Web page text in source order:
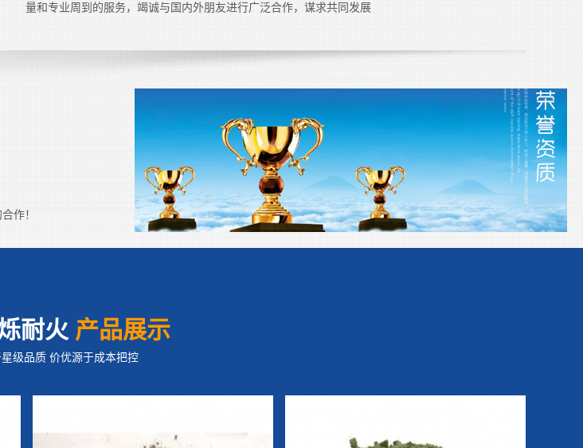
量和专业周到的服务，竭诚与国内外朋友进行广泛合作，谋求共同发展
作！
耐火 产品展示
级品质 价优源于成本把控